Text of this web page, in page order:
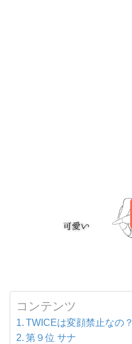
コンテンツ
TWICEは変顔禁止なの？
第９位 サナ